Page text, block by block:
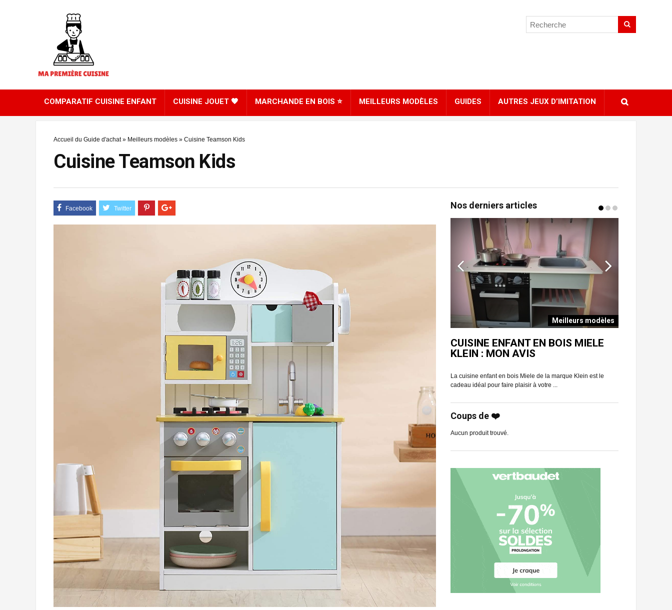
COMPARATIF CUISINE ENFANT CUISINE JOUET 🖤 MARCHANDE EN BOIS ⭐ MEILLEURS MODÈLES GUIDES AUTRES JEUX D’IMITATION
Accueil du Guide d'achat» Meilleurs modèles » Cuisine Teamson Kids
Cuisine Teamson Kids
Nos derniers articles
CUISINE SMOBY TEFAL ÉVOLUTIVE
Vous recherchez une cuisine en plastique pour enfant
évolutive ? Découvrez sans plus tarder la ...
Meilleurs modèles
CUISINE ENFANT EN BOIS MIELE
KLEIN : MON AVIS
La cuisine enfant en bois Miele de la marque Klein est le
cadeau idéal pour faire plaisir à votre ...
Coups de ❤️
Aucun produit trouvé.